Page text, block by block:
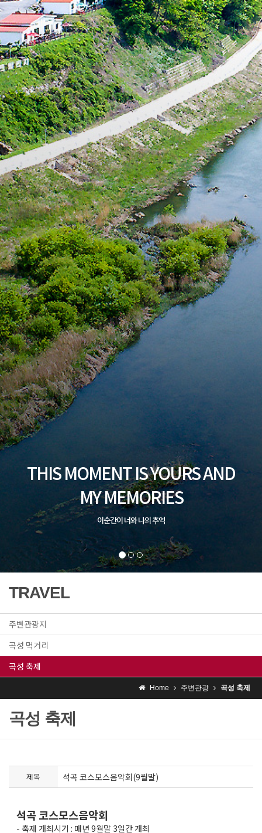
TRAVEL
주변관광지
곡성 먹거리
곡성 축제
Home 주변관광 곡성 축제
곡성 축제
제목 석곡 코스모스음악회(9월말)
석곡 코스모스음악회
- 축제 개최시기 : 매년 9월말 3일간 개최